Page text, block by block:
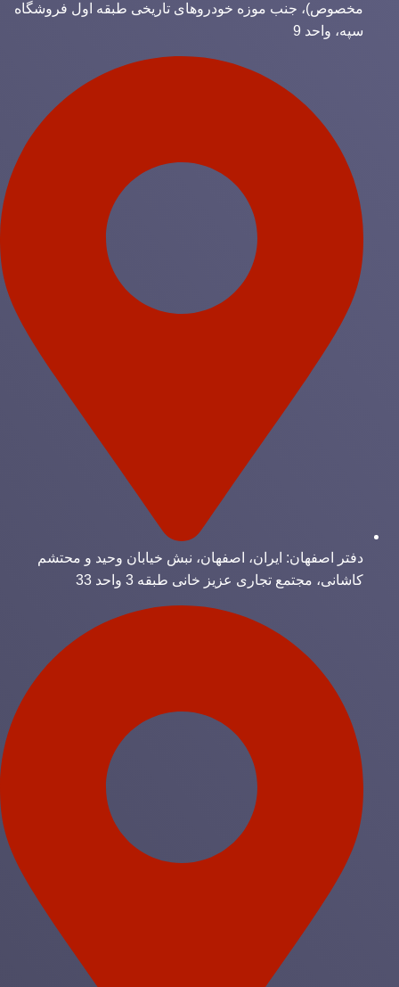
مخصوص)، جنب موزه خودروهای تاریخی طبقه اول فروشگاه
سپه، واحد 9
دفتر اصفهان: ایران، اصفهان، نبش خیابان وحید و محتشم
کاشانی، مجتمع تجاری عزیز خانی طبقه 3 واحد 33